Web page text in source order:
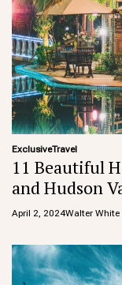
ExclusiveTravel
11 Beautiful
and Hudson
April 2, 2024Walter White